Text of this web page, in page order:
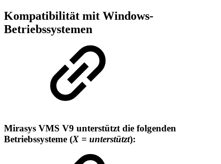
Kompatibilität mit Windows-
Betriebssystemen
Mirasys VMS V9 unterstützt die folgenden
Betriebssysteme (X = unterstützt):